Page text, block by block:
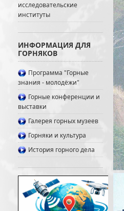
исследовательские
институты
ИНФОРМАЦИЯ ДЛЯ
ГОРНЯКОВ
Программа "Горные
знания - молодёжи"
Горные конференции и
выставки
Галерея горных музеев
Горняки и культура
История горного дела